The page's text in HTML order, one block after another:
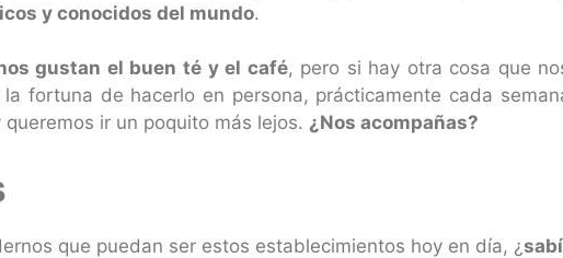
y conocidos del mundo.
gustan el buen té y el café, pero si hay otra cosa que
la fortuna de hacerlo en persona, prácticamente cada
ir un poquito más lejos. ¿Nos acompañas?
que puedan ser estos establecimientos hoy en día, ¿